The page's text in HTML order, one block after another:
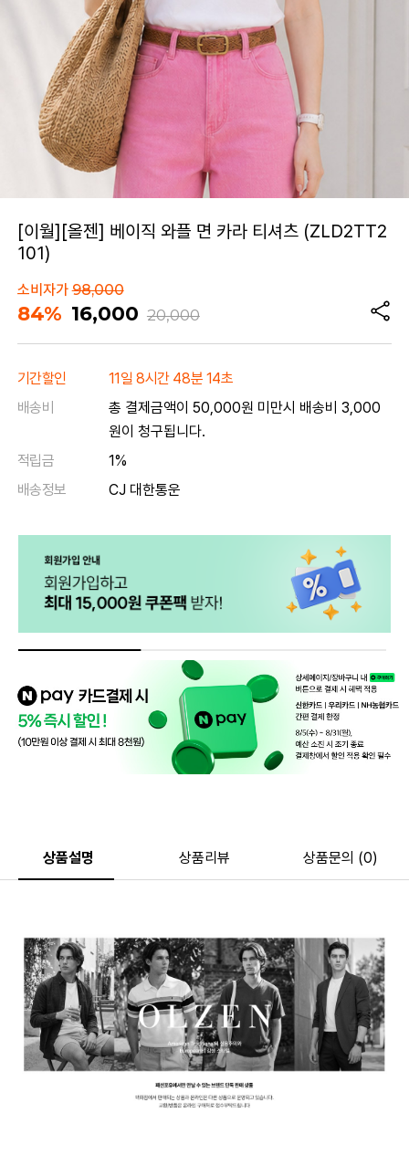
[이월][올젠] 베이직 와플 면 카라 티셔츠 (ZLD2TT2
101)
소비자가98,000
84% 16,000 20,000
기간할인
11일 8시간 48분 14초
배송비
총 결제금액이 50,000원 미만시 배송비 3,000
원이 청구됩니다.
적립금
1%
배송정보
CJ 대한통운
상품설명 상품리뷰 상품문의 (0)